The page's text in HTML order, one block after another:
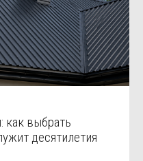
как выбрать
десятилетия